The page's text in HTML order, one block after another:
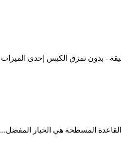
القاعدة المسطحة هي الخيار المفضل...